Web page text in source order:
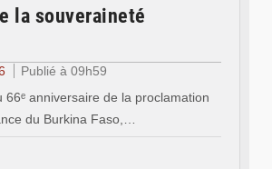
la souveraineté
Publié à 09h59
66ᵉ anniversaire de la proclamation
du Burkina Faso,…